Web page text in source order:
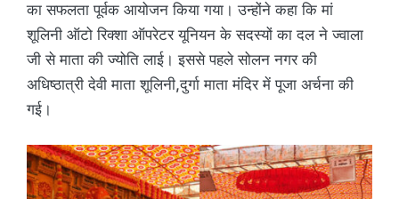
का सफलता पूर्वक आयोजन किया गया। उन्होंने कहा कि मां
शूलिनी ऑटो रिक्शा ऑपरेटर यूनियन के सदस्यों का दल ने ज्वाला
जी से माता की ज्योति लाई। इससे पहले सोलन नगर की
अधिष्ठात्री देवी माता शूलिनी,दुर्गा माता मंदिर में पूजा अर्चना की
गई।